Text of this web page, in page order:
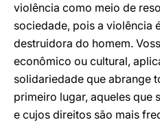
violência como meio de
sociedade, pois a violência
destruidora do homem.
econômico ou cultural,
solidariedade que abrange
primeiro lugar, aqueles que
e cujos direitos são mais